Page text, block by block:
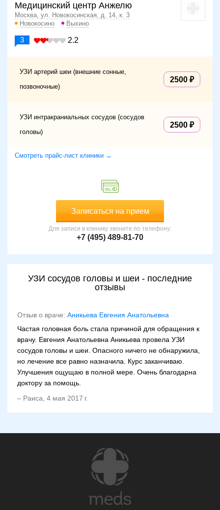
Медицинский центр Анжелю
Москва, ул. Новокосинская, д. 14, к. 3
Новокосино
Выхино
3 2.2
УЗИ артерий шеи (внешние сонные,
позвоночные)
2500
УЗИ интракраниальных сосудов (сосудов
головы)
2500
Смотреть прайс-лист клиники →
Записаться на прием
Для записи в клинику звоните по телефону:
+7 (495) 489-81-70
УЗИ сосудов головы и шеи - последние
отзывы
Отзыв о враче: Аникьева Евгения Анатольевна
Частая головная боль стала причиной для обращения к
врачу. Евгения Анатольевна Аникьева провела УЗИ
сосудов головы и шеи. Опасного ничего не обнаружила,
но лечение все равно назначила. Курс заканчиваю.
Улучшения ощущаю в полной мере. Очень благодарна
доктору за помощь.
– Раиса 4 мая 2017 г.